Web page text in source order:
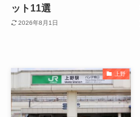
ット11選
2026年8月1日
上野